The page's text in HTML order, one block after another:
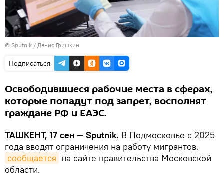
© Sputnik / Денис Гришкин
Подписаться
Освободившиеся рабочие места в сферах,
которые попадут под запрет, восполнят
граждане РФ и ЕАЭС.
ТАШКЕНТ, 17 сен — Sputnik. В Подмосковье с 2025
года вводят ограничения на работу мигрантов,
сообщается на сайте правительства Московской
области.